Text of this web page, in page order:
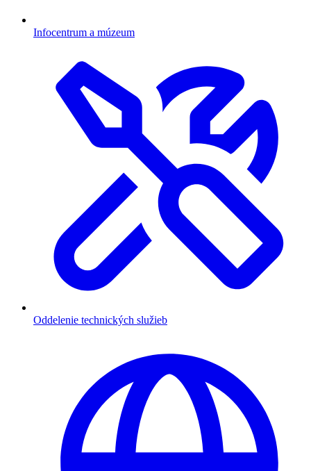
Infocentrum a múzeum
Oddelenie technických služieb